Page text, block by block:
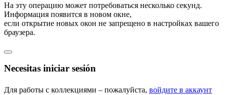
На эту операцию может потребоваться несколько секунд.
Информация появится в новом окне,
если открытие новых окон не запрещено в настройках вашего
браузера.
Necesitas iniciar sesión
Для работы с коллекциями – пожалуйста, войдите в аккаунт